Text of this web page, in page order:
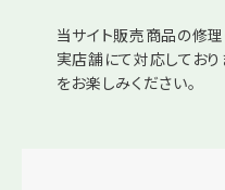
当サイト販売商品の修理
実店舗にて対応しており
をお楽しみください。